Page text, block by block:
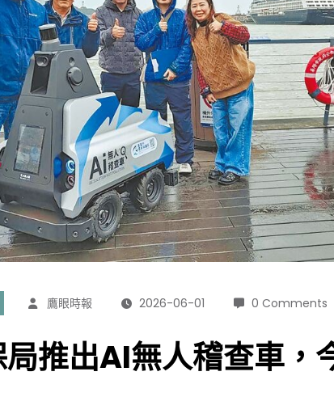
鷹眼時報 2026-06-01 0 Comments
推出AI無人稽查車，